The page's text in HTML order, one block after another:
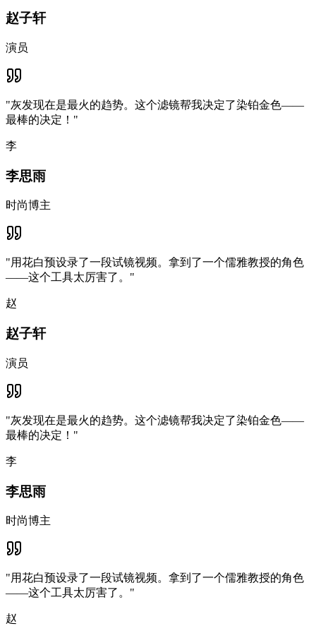
赵子轩
演员
"灰发现在是最火的趋势。这个滤镜帮我决定了染铂金色——
最棒的决定！ "
李
李思雨
时尚博主
"用花白预设录了一段试镜视频。拿到了一个儒雅教授的角色
——这个工具太厉害了。 "
赵
赵子轩
演员
"灰发现在是最火的趋势。这个滤镜帮我决定了染铂金色——
最棒的决定！ "
李
李思雨
时尚博主
"用花白预设录了一段试镜视频。拿到了一个儒雅教授的角色
——这个工具太厉害了。 "
赵